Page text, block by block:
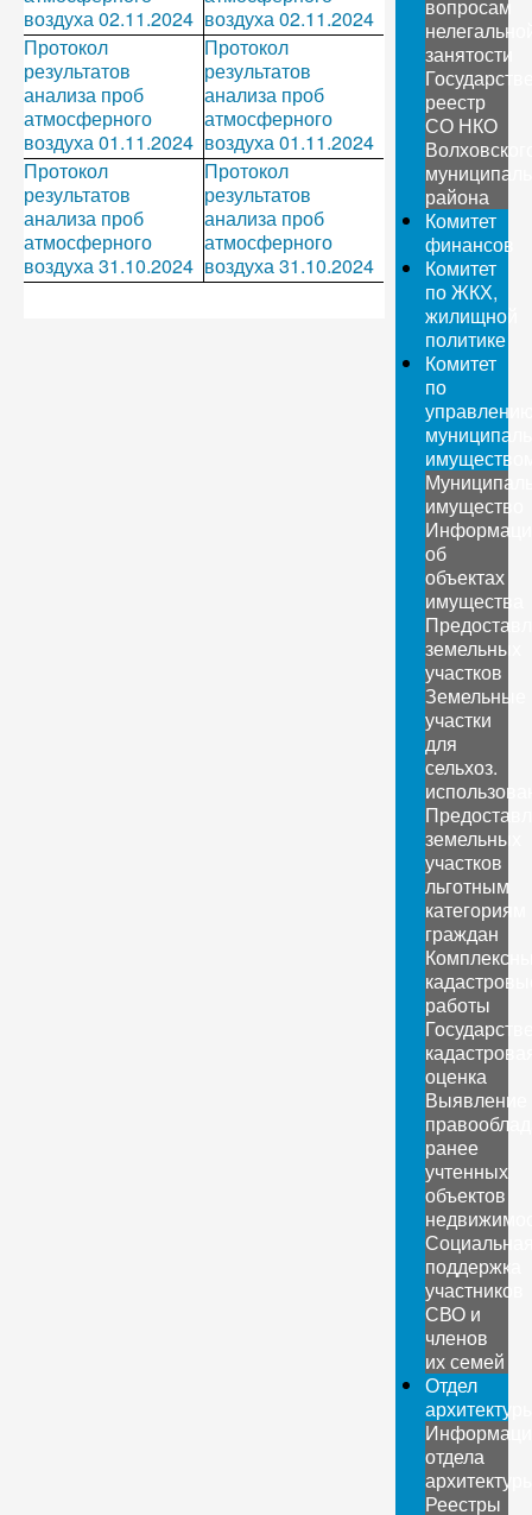
воздуха 02.11.2024 воздуха 02.11.2024
Протокол
результатов
анализа проб
атмосферного
воздуха 01.11.2024
Протокол
результатов
анализа проб
атмосферного
воздуха 01.11.2024
Протокол
результатов
анализа проб
атмосферного
воздуха 31.10.2024
Протокол
результатов
анализа проб
атмосферного
воздуха 31.10.2024
вопросам
занятости
реестр
СО НКО
района
Комитет
финансов
Комитет
по ЖКХ,
жилищной
политике
Комитет
по
имущество
об
объектах
имущества
земельных
участков
Земельные
участки
для
сельхоз.
земельных
участков
льготным
категориям
граждан
работы
оценка
Выявление
ранее
учтенных
объектов
поддержка
участников
СВО и
членов
их семей
Отдел
отдела
Реестры